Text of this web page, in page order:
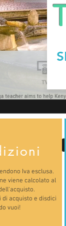
Iva esclusa.
viene calcolato al
di acquisto e disdici
vuoi!